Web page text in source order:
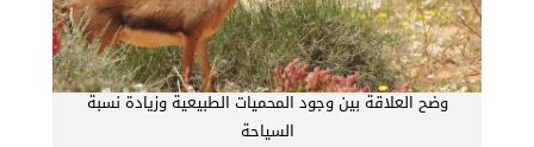
وضح العلاقة بين وجود المحميات الطبيعية وزيادة نسبة
السياحة